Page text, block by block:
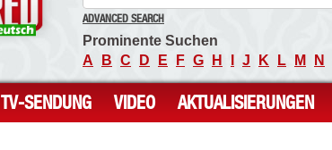
ADVANCED SEARCH
Prominente Suchen
A
B C D E F G H J K L M N
TV-SENDUNG VIDEO AKTUALISIERUNGEN